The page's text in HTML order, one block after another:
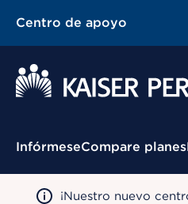
Centro de apoyo
Menú contextual
InfórmeseCompare planes
¡Nuestro nuevo